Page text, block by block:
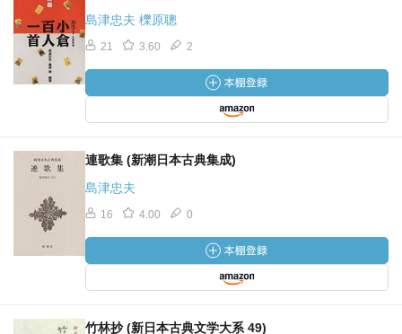
島津忠夫 櫟原聰
21 3.60 2
連歌集 (新潮日本古典集成)
島津忠夫
16 4.00 0
竹林抄 (新日本古典文学大系 49)